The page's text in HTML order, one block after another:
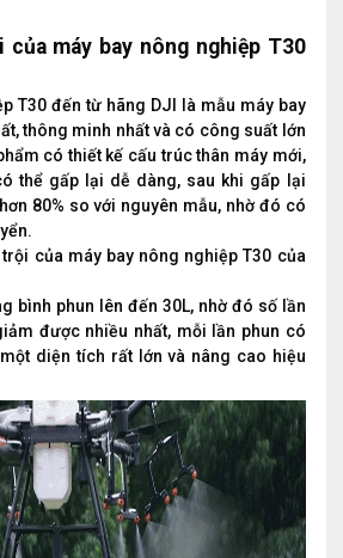
máy bay nông nghiệp T30
T30 đến từ hãng DJI là mẫu máy bay
thông minh nhất và có công suất lớn
có thiết kế cấu trúc thân máy mới,
thể gấp lại dễ dàng, sau khi gấp lại
80% so với nguyên mẫu, nhờ đó có
của máy bay nông nghiệp T30 của
bình phun lên đến 30L, nhờ đó số lần
được nhiều nhất, mỗi lần phun có
diện tích rất lớn và nâng cao hiệu